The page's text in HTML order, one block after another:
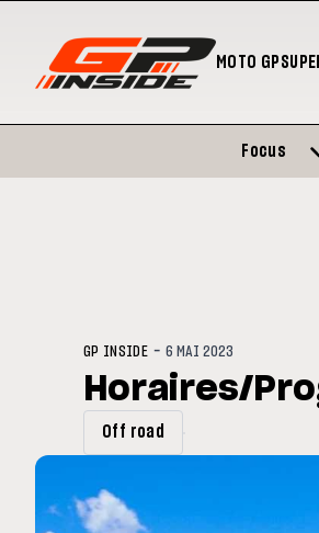
MOTO GP
club spécial dans
Focus
GP INSIDE -6 MAI 2023
Horaires/
Off road